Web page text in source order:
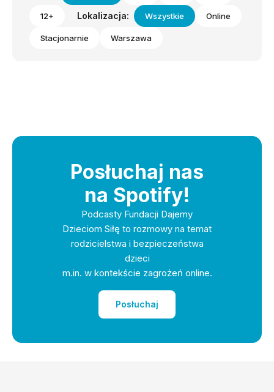
12+ Lokalizacja: Wszystkie Online
Stacjonarnie Warszawa
Posłuchaj nas
na Spotify!
Podcasty Fundacji Dajemy
Dzieciom Siłę to rozmowy na temat
rodzicielstwa i bezpieczeństwa
dzieci
m.in. w kontekście zagrożeń online.
Posłuchaj